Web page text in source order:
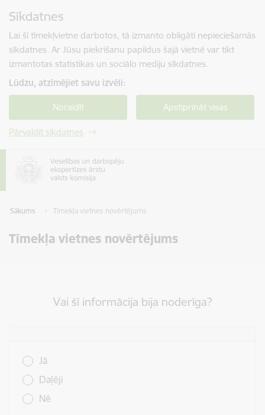
Sīkdatnes
Lai šī tīmekļvietne darbotos, tā izmanto obligāti nepieciešamās
sīkdatnes. Ar Jūsu piekrišanu papildus šajā vietnē var tikt
izmantotas statistikas un sociālo mediju sīkdatnes.
Lūdzu, atzīmējiet savu izvēli:
Noraidīt Apstiprināt visas
Pārvaldīt sīkdatnes
Sākums Tīmekļa vietnes novērtējums
Tīmekļa vietnes novērtējums
Vai šī informācija bija noderīga?
Jā
Daļēji
Nē